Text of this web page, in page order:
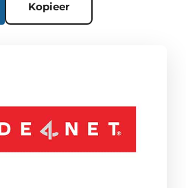
Kopieer